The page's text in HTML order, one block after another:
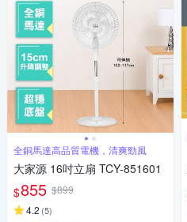
全銅馬達高品質電機，清爽勁風
大家源 16吋立扇 TCY-851601
$855 $899
4.2 (5)